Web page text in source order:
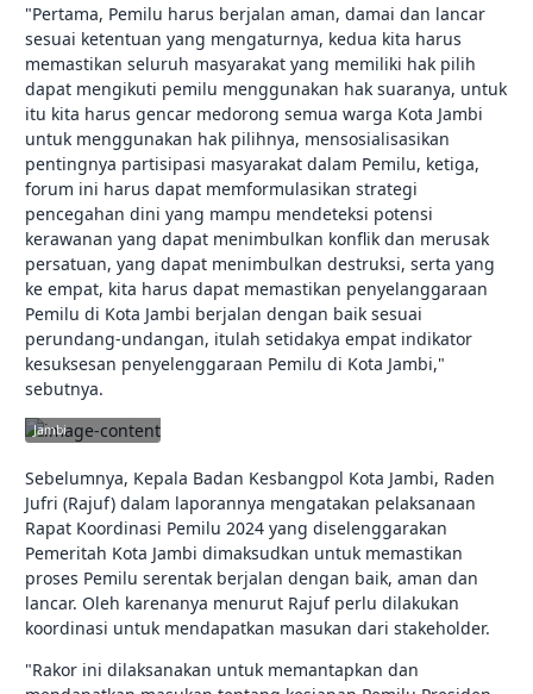
"Pertama, Pemilu harus berjalan aman, damai dan lancar
sesuai ketentuan yang mengaturnya, kedua kita harus
memastikan seluruh masyarakat yang memiliki hak pilih
dapat mengikuti pemilu menggunakan hak suaranya, untuk
itu kita harus gencar medorong semua warga Kota Jambi
untuk menggunakan hak pilihnya, mensosialisasikan
pentingnya partisipasi masyarakat dalam Pemilu, ketiga,
forum ini harus dapat memformulasikan strategi
pencegahan dini yang mampu mendeteksi potensi
kerawanan yang dapat menimbulkan konflik dan merusak
persatuan, yang dapat menimbulkan destruksi, serta yang
ke empat, kita harus dapat memastikan penyelanggaraan
Pemilu di Kota Jambi berjalan dengan baik sesuai
perundang-undangan, itulah setidakya empat indikator
kesuksesan penyelenggaraan Pemilu di Kota Jambi,"
sebutnya.
jambikota.go.id |
Jambi
Sebelumnya, Kepala Badan Kesbangpol Kota Jambi, Raden
Jufri (Rajuf) dalam laporannya mengatakan pelaksanaan
Rapat Koordinasi Pemilu 2024 yang diselenggarakan
Pemeritah Kota Jambi dimaksudkan untuk memastikan
proses Pemilu serentak berjalan dengan baik, aman dan
lancar. Oleh karenanya menurut Rajuf perlu dilakukan
koordinasi untuk mendapatkan masukan dari stakeholder.
"Rakor ini dilaksanakan untuk memantapkan dan